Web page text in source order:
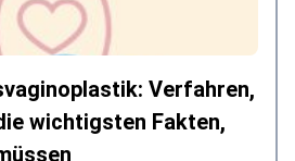
Verfahren,
wichtigsten Fakten,